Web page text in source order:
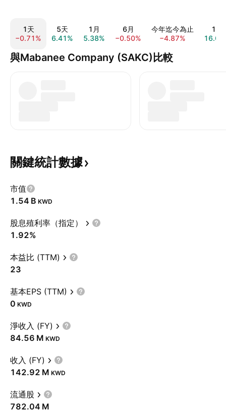
1天
−0.71%
5天
6.41%
1月
5.38%
6月
−0.50%
今年迄今為止
−4.87%
1年
與Mabanee Company (SAKC)比較
關鍵統計數據
市值
‪1.54 B‬ KWD
股息殖利率（指定）
1.92%
本益比 (TTM)
23
基本EPS (TTM)
0 KWD
淨收入 (FY)
‪84.56 M‬ KWD
收入 (FY)
‪142.92 M‬ KWD
流通股
‪782.04 M‬